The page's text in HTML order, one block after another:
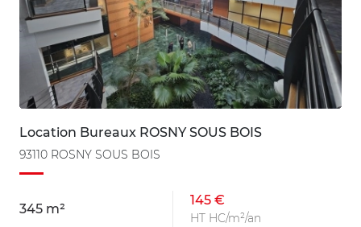
Location Bureaux ROSNY SOUS BOIS
93110 ROSNY SOUS BOIS
345 m²
145 €
HT HC/m²/an